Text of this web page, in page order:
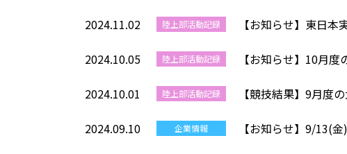
2024.11.02 陸上部活動記録 【お知らせ】東日
2024.10.05 陸上部活動記録 【お知らせ】10月
2024.10.01 陸上部活動記録 【競技結果】9月度
2024.09.10 企業情報 【お知らせ】9/13(